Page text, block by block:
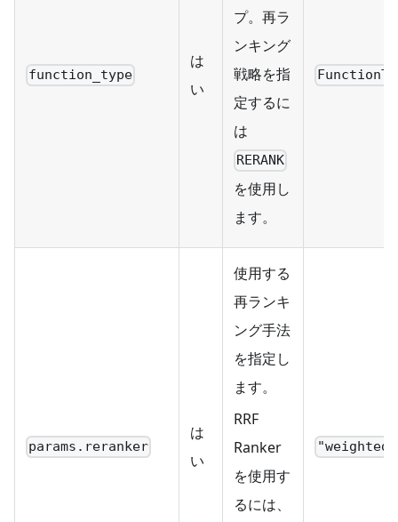
function_type
は
い
プ。再ラ
ンキング
戦略を指
定するに
は
RERANK
を使用し
ます。
params.reranker
は
い
使用する
再ランキ
ング手法
を指定し
ます。
RRF
Ranker
を使用す
るには、
"weighted"